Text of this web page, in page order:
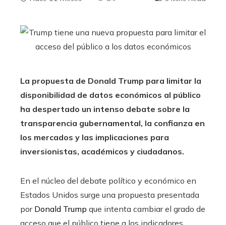
La propuesta de Donald Trump para limitar la
disponibilidad de datos económicos al público
ha despertado un intenso debate sobre la
transparencia gubernamental, la confianza en
los mercados y las implicaciones para
inversionistas, académicos y ciudadanos.
En el núcleo del debate político y económico en
Estados Unidos surge una propuesta presentada
por Donald Trump que intenta cambiar el grado de
acceso que el público tiene a los indicadores